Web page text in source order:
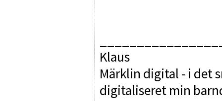
Klaus
Märklin digital - i det
digitaliseret min